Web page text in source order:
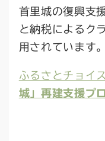
首里城の復興支
と納税によるク
用されています。
ふるさとチョ
城」再建支援プ